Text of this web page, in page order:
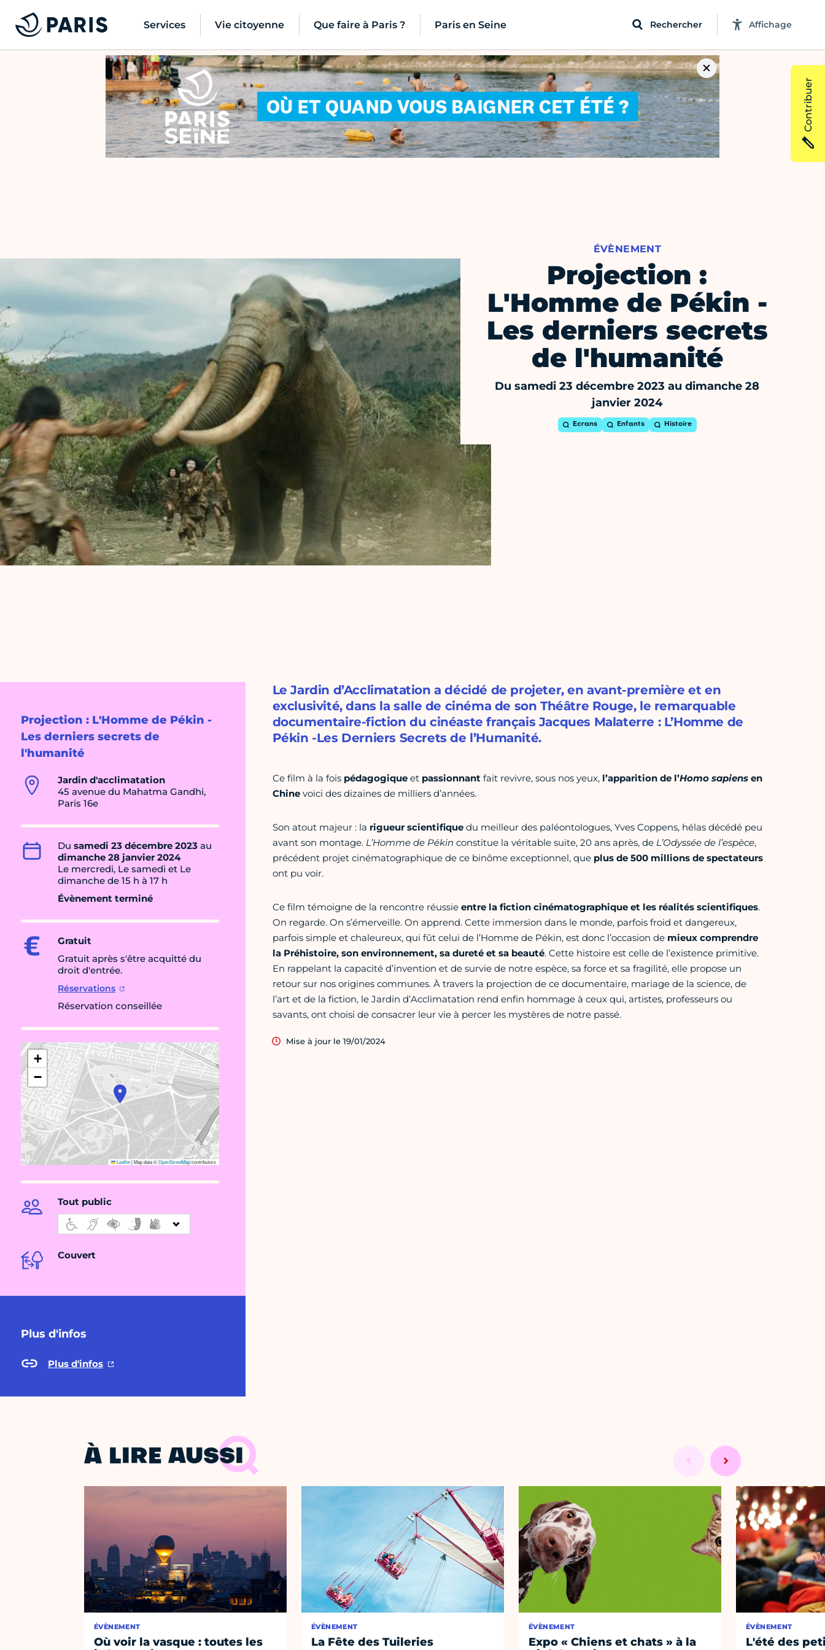
Services Vie citoyenne Que faire à Paris ? Paris en Seine Rechercher Affichage
ÉVÈNEMENT
Projection :
L'Homme de Pékin -
Les derniers secrets
de l'humanité
Du samedi 23 décembre 2023 au dimanche 28
janvier 2024
Ecrans Enfants Histoire
Projection : L'Homme de Pékin -
Les derniers secrets de
l'humanité
Jardin d'acclimatation
45 avenue du Mahatma Gandhi,
Paris 16e
Du samedi 23 décembre 2023 au
dimanche 28 janvier 2024
Le mercredi, Le samedi et Le
dimanche de 15 h à 17 h
Évènement terminé
Gratuit
Gratuit après s'être acquitté du
droit d'entrée.
Réservations
Réservation conseillée
+
−
Leaflet|Map data ©OpenStreetMapcontributors
Tout public
Couvert
Plus d'infos
Plus d'infos
Le Jardin d’Acclimatation a décidé de projeter, en avant-première et en
exclusivité, dans la salle de cinéma de son Théâtre Rouge, le remarquable
documentaire-fiction du cinéaste français Jacques Malaterre : L’Homme de
Pékin -Les Derniers Secrets de l’Humanité.
Ce film à la fois pédagogiqueet passionnantfait revivre, sous nos yeux, l’apparition de l’Homo sapiensen
Chinevoici des dizaines de milliers d’années.
Son atout majeur : la rigueur scientifiquedu meilleur des paléontologues, Yves Coppens, hélas décédé peu
avant son montage. L’Homme de Pékin constitue la véritable suite, 20 ans après, de L’Odyssée de l’espèce,
précédent projet cinématographique de ce binôme exceptionnel, que plus de 500 millions de spectateurs
ont pu voir.
Ce film témoigne de la rencontre réussie entre la fiction cinématographique et les réalités scientifiques.
On regarde. On s’émerveille. On apprend. Cette immersion dans le monde, parfois froid et dangereux,
parfois simple et chaleureux, qui fût celui de l’Homme de Pékin, est donc l’occasion de mieux comprendre
la Préhistoire, son environnement, sa dureté et sa beauté. Cette histoire est celle de l’existence primitive.
En rappelant la capacité d’invention et de survie de notre espèce, sa force et sa fragilité, elle propose un
retour sur nos origines communes. À travers la projection de ce documentaire, mariage de la science, de
l’art et de la fiction, le Jardin d’Acclimatation rend enfin hommage à ceux qui, artistes, professeurs ou
savants, ont choisi de consacrer leur vie à percer les mystères de notre passé.
Mise à jour le 19/01/2024
À LIRE AUSSI
ÉVÈNEMENT
Où voir la vasque : toutes les
ÉVÈNEMENT
La Fête des Tuileries
ÉVÈNEMENT
Expo « Chiens et chats » à la
ÉVÈNEMENT
L'été des
Contribuer